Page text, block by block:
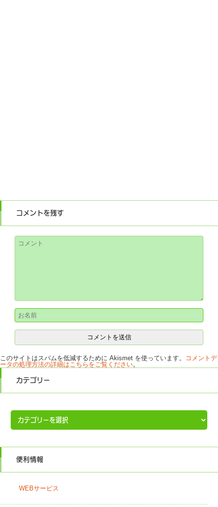
コメントを残す
このサイトはスパムを低減するために Akismet を使っています。
コメントデ
ータの処理方法の詳細はこちらをご覧ください。
カテゴリー
便利情報
WEBサービス